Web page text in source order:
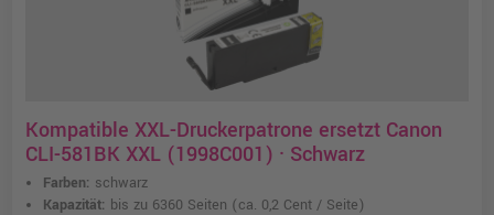
Kompatible XXL-Druckerpatrone ersetzt Canon
CLI-581BK XXL (1998C001) · Schwarz
Farben: schwarz
Kapazität: bis zu 6360 Seiten (ca. 0,2 Cent / Seite)